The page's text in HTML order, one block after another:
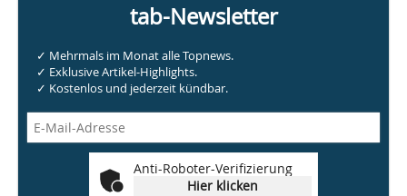
tab-Newsletter
✓ Mehrmals im Monat alle Topnews.
✓ Exklusive Artikel-Highlights.
✓ Kostenlos und jederzeit kündbar.
Anti-Roboter-Verifizierung
Hier klicken